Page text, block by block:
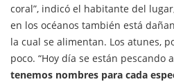
coral”, indicó el habitante del
en los océanos también está
la cual se alimentan. Los atunes,
poco. “Hoy día se están pescando
tenemos nombres para cada